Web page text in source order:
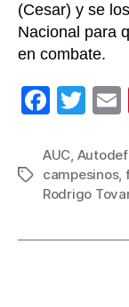
(Cesar) y se
Nacional para
en combate.
F
c
e
o
T
tt
er
Etiquetas
AUC,
campesinos,
Rodrigo